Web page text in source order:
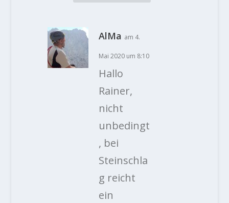
AlMa am 4.
Mai 2020 um 8:10
Hallo
Rainer,
nicht
unbedingt
, bei
Steinschla
g reicht
ein